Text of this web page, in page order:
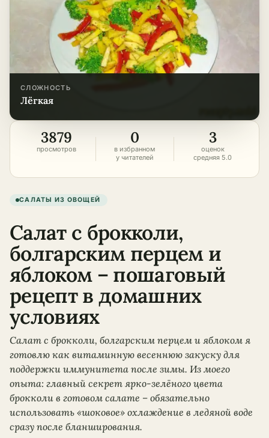
СЛОЖНОСТЬ
лёгкая
3879
просмотров
0
в избранном
у читателей
3
оценок
средняя 5.0
САЛАТЫ ИЗ ОВОЩЕЙ
Салат с брокколи,
болгарским перцем и
яблоком – пошаговый
рецепт в домашних
условиях
Салат с брокколи, болгарским перцем и яблоком я
готовлю как витаминную весеннюю закуску для
поддержки иммунитета после зимы. Из моего
опыта: главный секрет ярко-зелёного цвета
брокколи в готовом салате – обязательно
использовать «шоковое» охлаждение в ледяной воде
сразу после бланширования.